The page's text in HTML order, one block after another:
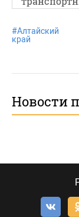
#Алтайский
край
Новости